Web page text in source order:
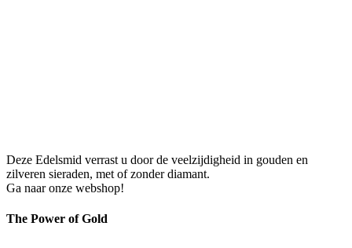
Deze Edelsmid verrast u door de veelzijdigheid in gouden en
zilveren sieraden, met of zonder diamant.
Ga naar onze webshop!
The Power of Gold